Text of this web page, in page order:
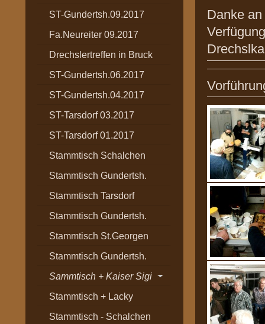
Danke
ST-Gundertsh.09.2017
Fa.Neureiter 09.2017
Drechslertreffen in Bruck
ST-Gundertsh.06.2017
ST-Gundertsh.04.2017
ST-Tarsdorf 03.2017
ST-Tarsdorf 01.2017
Stammtisch Schalchen
Stammtisch Gundertsh.
Stammtisch Tarsdorf
Stammtisch Gundertsh.
Stammtisch St.Georgen
Stammtisch Gundertsh.
Sammtisch + Kaiser Sigi
Stammtisch + Lacky
Stammtisch - Schalchen